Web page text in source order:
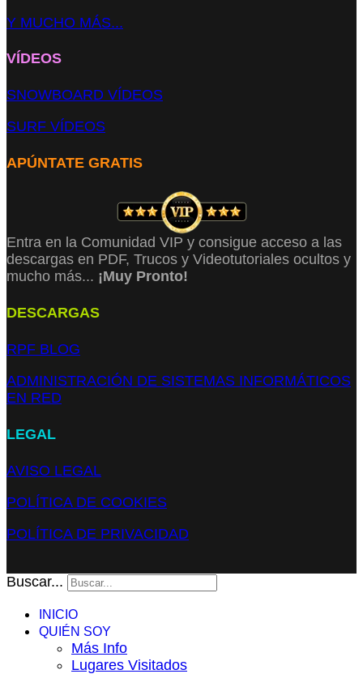
Y MUCHO MÁS...
VÍDEOS
SNOWBOARD VÍDEOS
SURF VÍDEOS
APÚNTATE GRATIS
Entra en la Comunidad VIP y consigue acceso a las
descargas en PDF, Trucos y Videotutoriales ocultos y
mucho más... ¡Muy Pronto!
DESCARGAS
RPF BLOG
ADMINISTRACIÓN DE SISTEMAS INFORMÁTICOS
EN RED
LEGAL
AVISO LEGAL
POLÍTICA DE COOKIES
POLÍTICA DE PRIVACIDAD
Buscar...
INICIO
QUIÉN SOY
Más Info
Lugares Visitados